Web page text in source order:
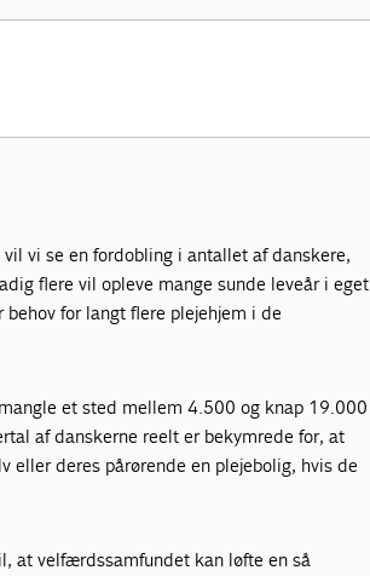
vi se en fordobling i antallet af danskere,
flere vil opleve mange sunde leveår i eget
for langt flere plejehjem i de
et sted mellem 4.500 og knap 19.000
af danskerne reelt er bekymrede for, at
deres pårørende en plejebolig, hvis de
at velfærdssamfundet kan løfte en så